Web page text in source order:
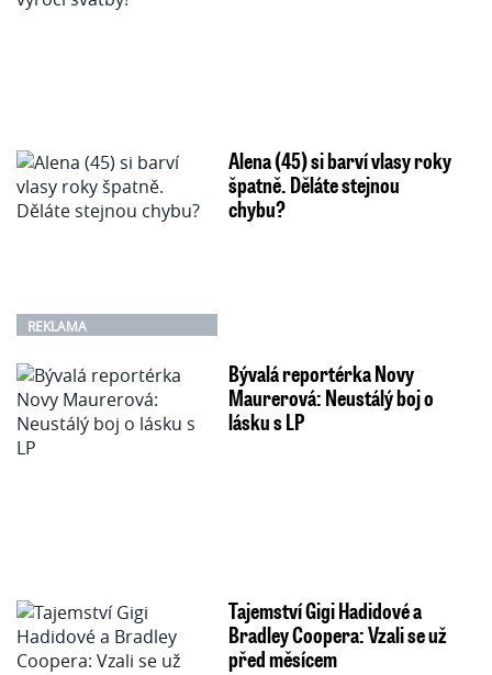
REKLAMA
Alena (45) si barví vlasy roky
špatně. Děláte stejnou
chybu?
Bývalá reportérka Novy
Maurerová: Neustálý boj o
lásku s LP
Tajemství Gigi Hadidové a
Bradley Coopera: Vzali se už
před měsícem